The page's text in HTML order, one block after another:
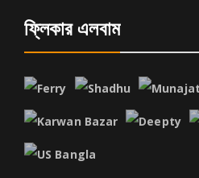
ফ্লিকার এলবাম